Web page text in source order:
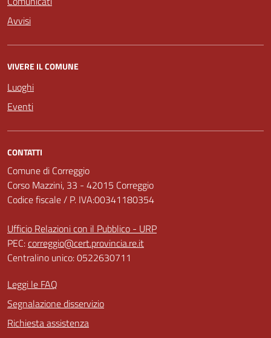
Avvisi
VIVERE IL COMUNE
Luoghi
Eventi
CONTATTI
Comune di Correggio
Corso Mazzini, 33 - 42015 Correggio
Codice fiscale / P. IVA:00341180354
Ufficio Relazioni con il Pubblico - URP
PEC:correggio@cert.provincia.re.it
Centralino unico: 0522630711
Leggi le FAQ
Segnalazione disservizio
Richiesta assistenza